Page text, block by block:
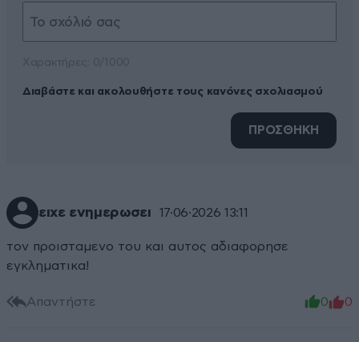
Διαβάστε και ακολουθήστε τους κανόνες σχολιασμού
ΠΡΟΣΘΗΚΗ
ειχε ενημερωσει 17·06·2026 13:11
τον προισταμενο του και αυτος αδιαφορησε
εγκληματικα!
Απαντήστε 0 0